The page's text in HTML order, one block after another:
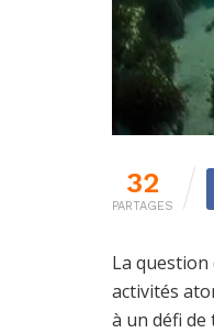
32
PARTAGES
La question
activités
à un défi de